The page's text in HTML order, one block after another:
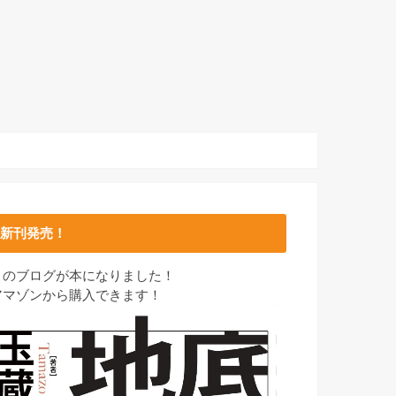
新刊発売！
のブログが本になりました！
マゾンから購入できます！